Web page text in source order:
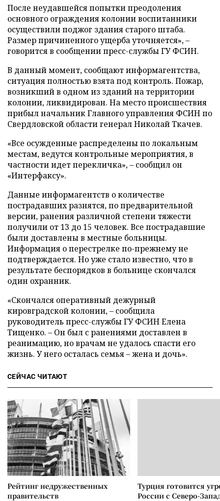
После неудавшейся попытки преодоления
основного ограждения колонии воспитанники
осуществили поджог здания старого штаба.
Размер причиненного ущерба уточняется», –
говорится в сообщении пресс-службы ГУ ФСИН.
В данный момент, сообщают информагентства,
ситуация полностью взята под контроль. Пожар,
возникший в одном из зданий на территории
колонии, ликвидирован. На место происшествия
прибыл начальник Главного управления ФСИН по
Свердловской области генерал Николай Ткачев.
«Все осужденные распределены по локальным
местам, ведутся контрольные мероприятия, в
частности идет перекличка», – сообщил он
«Интерфаксу».
Данные информагентств о количестве
пострадавших разнятся, по предварительной
версии, ранения различной степени тяжести
получили от 13 до 15 человек. Все пострадавшие
были доставлены в местные больницы.
Информация о перестрелке по-прежнему не
подтверждается. Но уже стало известно, что в
результате беспорядков в больнице скончался
один охранник.
«Скончался оперативный дежурный
кировградской колонии, – сообщила
руководитель пресс-службы ГУ ФСИН Елена
Тищенко. – Он был с ранениями доставлен в
реанимацию, но врачам не удалось спасти его
жизнь. У него осталась семья – жена и дочь».
СЕЙЧАС ЧИТАЮТ
Рейтинг недружественных
правительств
Турция готовится
России с Северо-